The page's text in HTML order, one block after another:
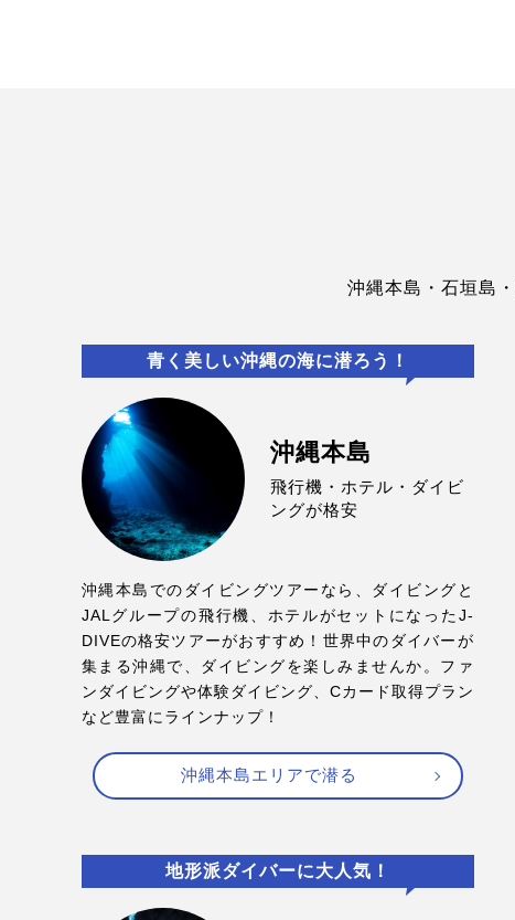
沖縄本島・石垣島
青く美しい沖縄の海に潜ろう！
沖縄本島
飛行機・ホテル・ダイビ
ングが格安
沖縄本島でのダイビングツアーなら、ダイビングと
JALグループの飛行機、ホテルがセットになったJ-
DIVEの格安ツアーがおすすめ！世界中のダイバーが
集まる沖縄で、ダイビングを楽しみませんか。ファ
ンダイビングや体験ダイビング、Cカード取得プラン
など豊富にラインナップ！
沖縄本島エリアで潜る
地形派ダイバーに大人気！